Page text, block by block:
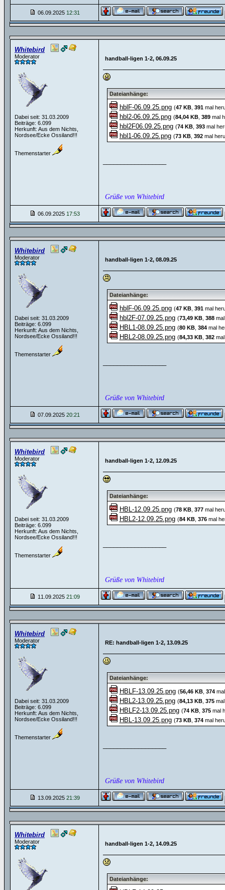
06.09.2025 12:31
Whitebird
Moderator
Dabei seit: 31.03.2009
Beiträge: 6.099
Herkunft: Aus dem Nichts,
Nordsee/Ecke Ossiland!!!
Themenstarter
handball-ligen 1-2, 06.09.25
Dateianhänge:
hblF-06.09.25.png (47 KB, 391mal
hbl2-06.09.25.png (84,04 KB, 389mal
hbl2F06.09.25.png (74 KB, 393mal
hbl1-06.09.25.png (73 KB, 392mal
Grüße von Whitebird
06.09.2025 17:53
Whitebird
Moderator
Dabei seit: 31.03.2009
Beiträge: 6.099
Herkunft: Aus dem Nichts,
Nordsee/Ecke Ossiland!!!
Themenstarter
handball-ligen 1-2, 08.09.25
Dateianhänge:
hblF-06.09.25.png (47 KB, 391mal
hbl2F-07.09.25.png (73,49 KB, 388mal
HBL1-08.09.25.png (80 KB, 384mal
HBL2-08.09.25.png (84,33 KB, 382mal
Grüße von Whitebird
07.09.2025 20:21
Whitebird
Moderator
Dabei seit: 31.03.2009
Beiträge: 6.099
Herkunft: Aus dem Nichts,
Nordsee/Ecke Ossiland!!!
Themenstarter
handball-ligen 1-2, 12.09.25
Dateianhänge:
HBL-12.09.25.png (78 KB, 377mal
HBL2-12.09.25.png (84 KB, 376mal
Grüße von Whitebird
11.09.2025 21:09
Whitebird
Moderator
Dabei seit: 31.03.2009
Beiträge: 6.099
Herkunft: Aus dem Nichts,
Nordsee/Ecke Ossiland!!!
Themenstarter
RE: handball-ligen 1-2, 13.09.25
Dateianhänge:
HBLF-13.09.25.png (56,46 KB, 374mal
HBL2-13.09.25.png (84,13 KB, 375mal
HBLF2-13.09.25.png (74 KB, 375mal
HBL-13.09.25.png (73 KB, 374mal
Grüße von Whitebird
13.09.2025 21:39
Whitebird
Moderator handball-ligen 1-2, 14.09.25
Dateianhänge: